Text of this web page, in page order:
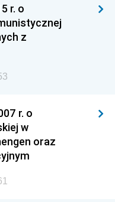
r. o
z
r. o
w
oraz